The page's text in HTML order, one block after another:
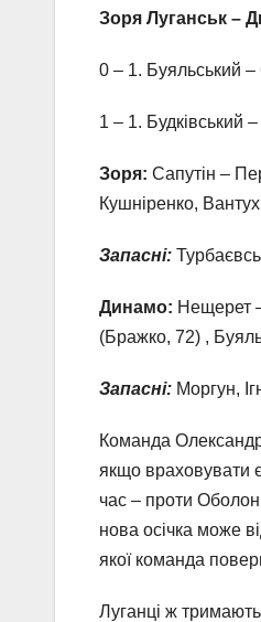
Зоря Луганськ –
0 – 1. Буяльський –
1 – 1. Будківський
Зоря: Сапутін –
Кушніренко,
Запасні:
Динамо: Нещерет
(Бражко, 72) ,
Запасні: Моргун,
Команда
якщо враховувати
час – проти
нова осічка може
якої команда
Луганці ж